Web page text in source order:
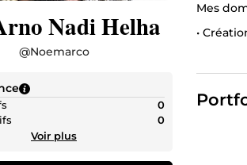
Nadi Helha
@Noemarco
0
0
Voir plus
Mes
•
Je
chaque